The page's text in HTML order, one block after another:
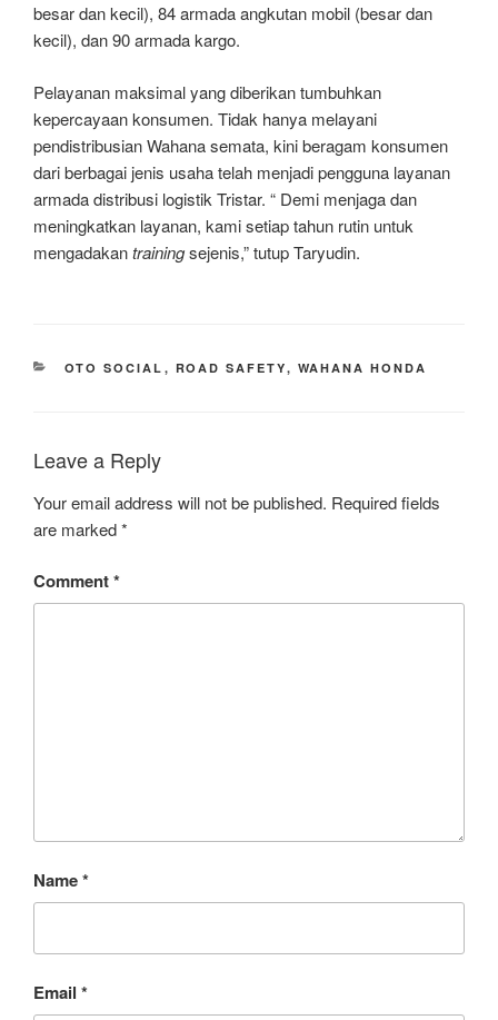
besar dan kecil), 84 armada angkutan mobil (besar dan
kecil), dan 90 armada kargo.
Pelayanan maksimal yang diberikan tumbuhkan
kepercayaan konsumen. Tidak hanya melayani
pendistribusian Wahana semata, kini beragam konsumen
dari berbagai jenis usaha telah menjadi pengguna layanan
armada distribusi logistik Tristar. “ Demi menjaga dan
meningkatkan layanan, kami setiap tahun rutin untuk
mengadakantrainingsejenis,” tutup Taryudin.
CATEGORIES
OTO SOCIAL , ROAD SAFETY, WAHANA HONDA
Leave a Reply
Your email address will not be published. Required fields
are marked*
Comment*
Name*
Email *